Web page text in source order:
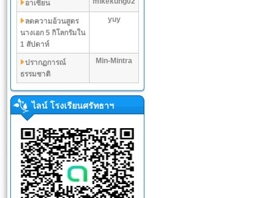
อาเซียน
ลดความอ้วนสูตร
นางเอก 5 กิโลกรัมใน
1 สัปดาห์
yuy
ปรากฏการณ์
ธรรมชาติ
Min-Mintra
ไลน์ โรงเรียนศรัทธาฯ